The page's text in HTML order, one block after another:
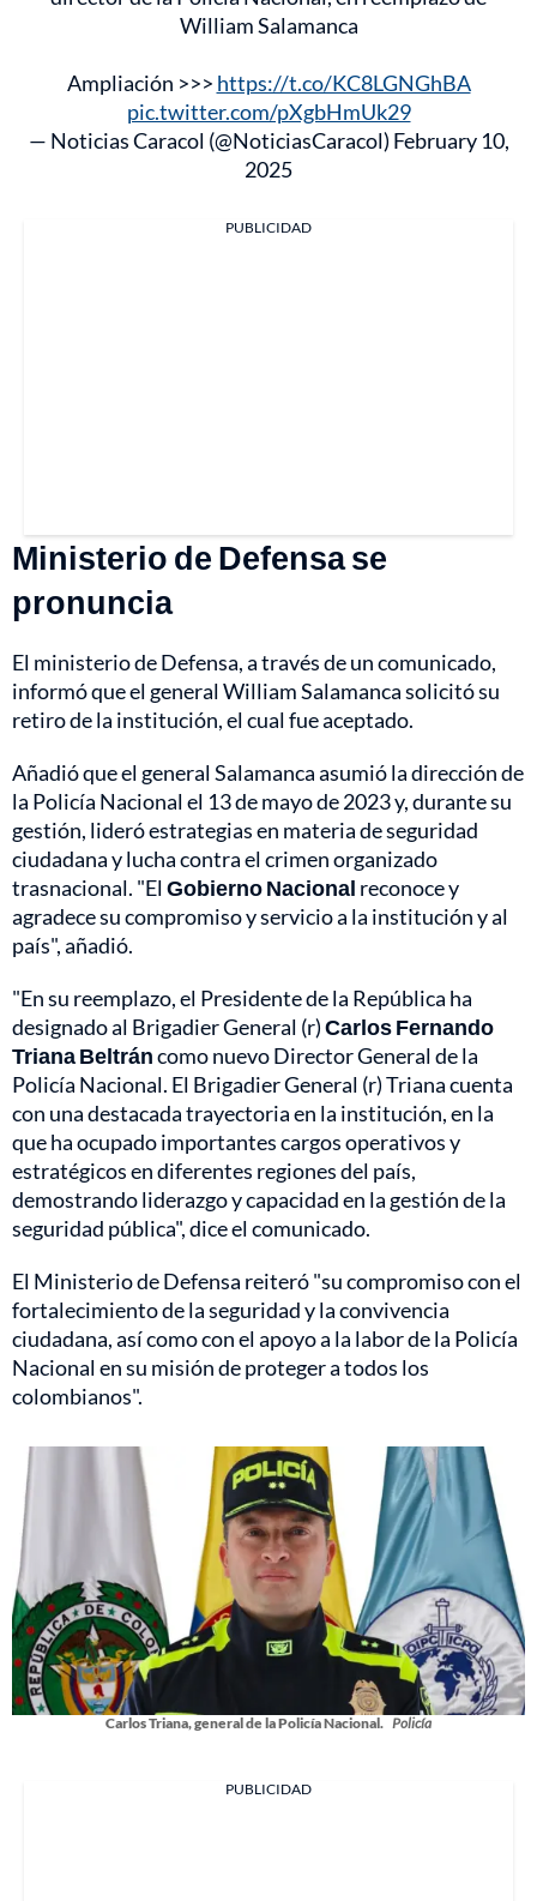
William Salamanca
Ampliación >>> https://t.co/KC8LGNGhBA
pic.twitter.com/pXgbHmUk29
— Noticias Caracol (@NoticiasCaracol) February 10,
2025
PUBLICIDAD
Ministerio de Defensa se
pronuncia
El ministerio de Defensa, a través de un comunicado,
informó que el general William Salamanca solicitó su
retiro de la institución, el cual fue aceptado.
Añadió que el general Salamanca asumió la dirección de
la Policía Nacional el 13 de mayo de 2023 y, durante su
gestión, lideró estrategias en materia de seguridad
ciudadana y lucha contra el crimen organizado
trasnacional. "ElGobierno Nacional reconoce y
agradece su compromiso y servicio a la institución y al
país", añadió.
"En su reemplazo, el Presidente de la República ha
designado al Brigadier General (r)Carlos Fernando
Triana Beltráncomo nuevo Director General de la
Policía Nacional. El Brigadier General (r) Triana cuenta
con una destacada trayectoria en la institución, en la
que ha ocupado importantes cargos operativos y
estratégicos en diferentes regiones del país,
demostrando liderazgo y capacidad en la gestión de la
seguridad pública", dice el comunicado.
El Ministerio de Defensa reiteró "su compromiso con el
fortalecimiento de la seguridad y la convivencia
ciudadana, así como con el apoyo a la labor de la Policía
Nacional en su misión de proteger a todos los
colombianos".
Carlos Triana, general de la Policía Nacional. Policía
PUBLICIDAD